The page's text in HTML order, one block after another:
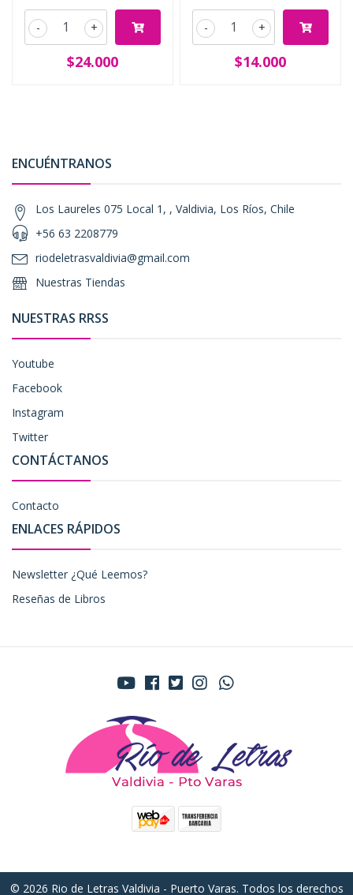
+
-
$24.000
+
-
$14.000
ENCUÉNTRANOS
Los Laureles 075 Local 1, , Valdivia, Los Ríos, Chile
+56 63 2208779
riodeletrasvaldivia@gmail.com
Nuestras Tiendas
NUESTRAS RRSS
Youtube
Facebook
Instagram
Twitter
CONTÁCTANOS
Contacto
ENLACES RÁPIDOS
Newsletter ¿Qué Leemos?
Reseñas de Libros
© 2026 Rio de Letras Valdivia - Puerto Varas. Todos los derechos